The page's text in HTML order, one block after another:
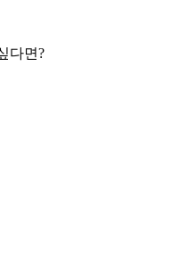
다면?